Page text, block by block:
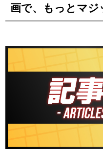
画で、もっとマジ